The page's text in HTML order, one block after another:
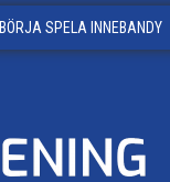
BÖRJA SPELA INNEBANDY